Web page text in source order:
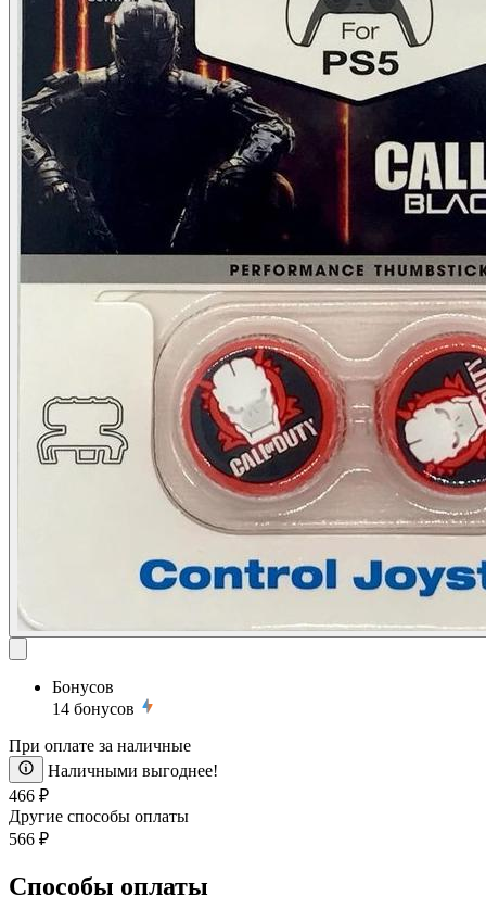
Бонусов
14 бонусов
При оплате за наличные
Наличными выгоднее!
466 ₽
Другие способы оплаты
566 ₽
Способы оплаты